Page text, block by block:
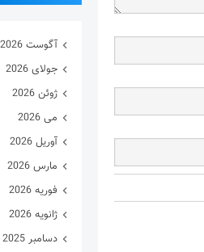
آگوست 2026
جولای 2026
ژوئن 2026
می 2026
آوریل 2026
مارس 2026
فوریه 2026
ژانویه 2026
دسامبر 2025